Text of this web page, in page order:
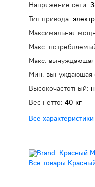
Напряжение сети:
Тип привода:
Максимальная
Макс.
Макс. вынуждающая
Мин. вынуждающая
Высокочастотный:
Вес нетто: 40 кг
Все характеристики
Все товары